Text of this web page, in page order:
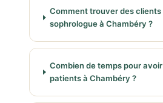
Comment trouver des
sophrologue à Chambéry ?
Combien de temps pour
patients à Chambéry ?